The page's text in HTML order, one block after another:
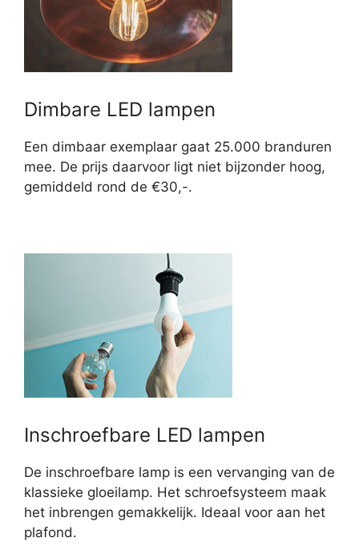
Dimbare LED lampen
Een dimbaar exemplaar gaat 25.000 branduren
mee. De prijs daarvoor ligt niet bijzonder hoog,
gemiddeld rond de €30,-.
Inschroefbare LED lampen
De inschroefbare lamp is een vervanging van de
klassieke gloeilamp. Het schroefsysteem maak
het inbrengen gemakkelijk. Ideaal voor aan het
plafond.